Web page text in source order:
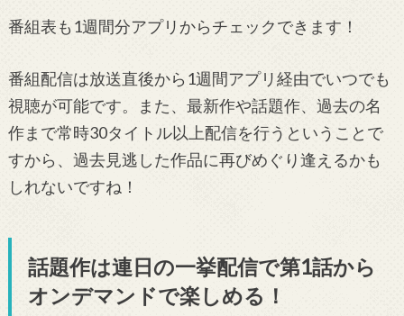
番組表も1週間分アプリからチェックできます！
番組配信は放送直後から1週間アプリ経由でいつでも
視聴が可能です。また、最新作や話題作、過去の名
作まで常時30タイトル以上配信を行うということで
すから、過去見逃した作品に再びめぐり逢えるかも
しれないですね！
話題作は連日の一挙配信で第1話から
オンデマンドで楽しめる！